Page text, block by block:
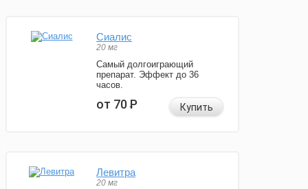
Сиалис
20 мг
Самый долгоиграющий
препарат. Эффект до 36
часов.
от 70Р Купить
Левитра
20 мг